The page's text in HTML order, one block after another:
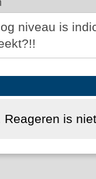
niveau is
Reageren is